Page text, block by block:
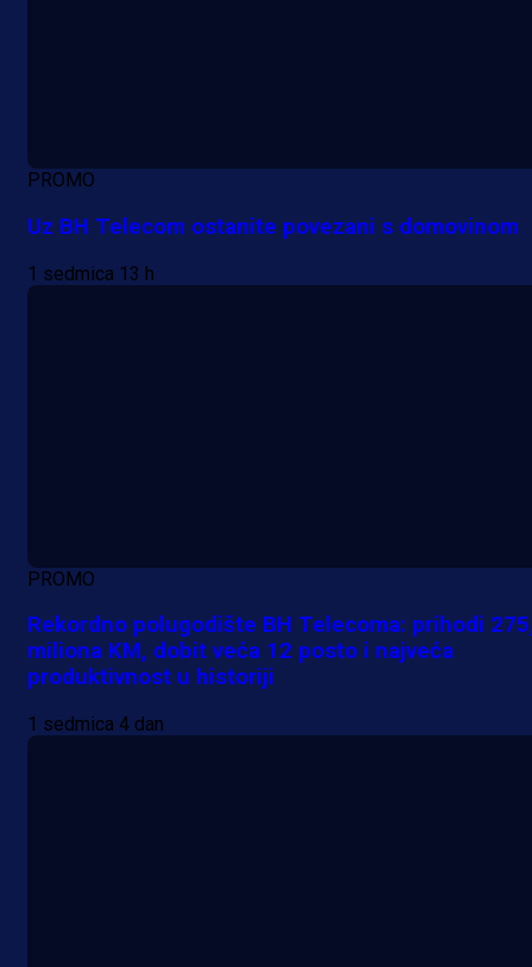
PROMO
Uz BH Telecom ostanite povezani s domovinom
1 sedmica 13 h
PROMO
Rekordno polugodište BH Telecoma: prihodi
miliona KM, dobit veća 12 posto i najveća
produktivnost u historiji
1 sedmica 4 dan